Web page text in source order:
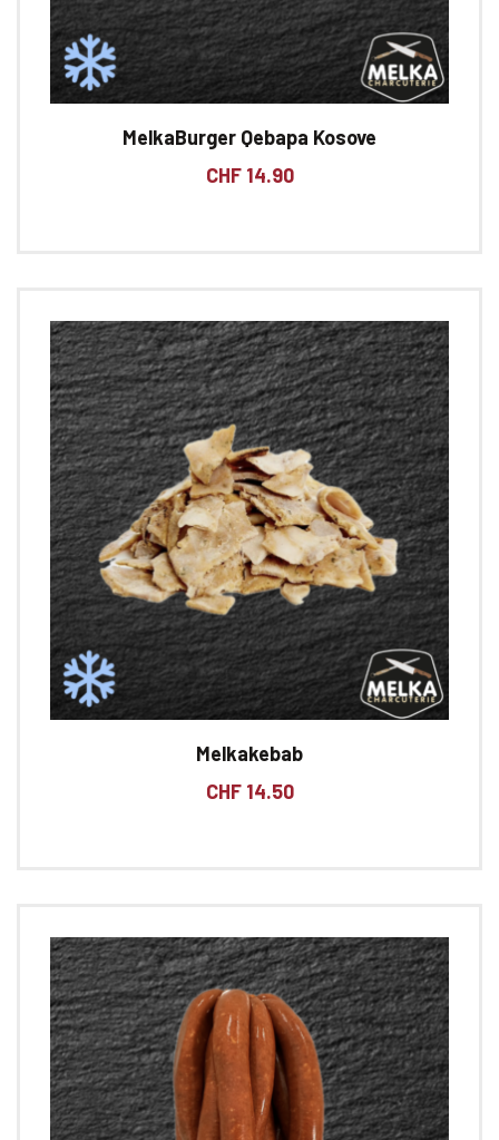
MelkaBurger Qebapa Kosove
CHF14.90
Melkakebab
CHF14.50